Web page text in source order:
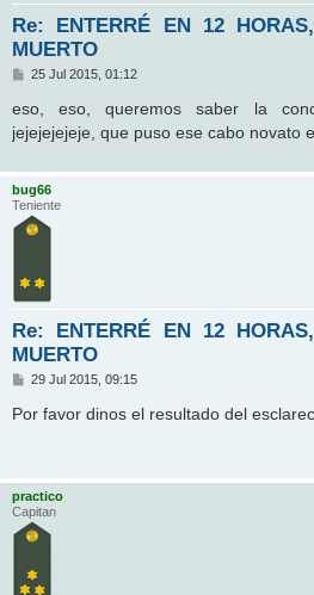
Re: ENTERRÉ EN 12
MUERTO
M
n
s
a
25 Jul 2015, 01:12
eso, eso, queremos saber la
jejejejejeje, que puso ese cabo novato
bug66
Teniente
Re: ENTERRÉ EN 12
MUERTO
M
n
29 Jul 2015, 09:15
Por favor dinos el resultado del
practico
Capitan